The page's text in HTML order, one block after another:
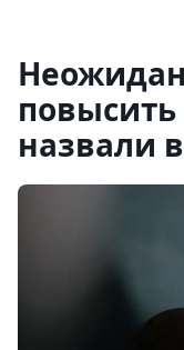
назвали